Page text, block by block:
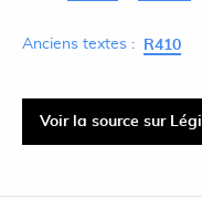
Anciens textes : R410
Voir la source sur